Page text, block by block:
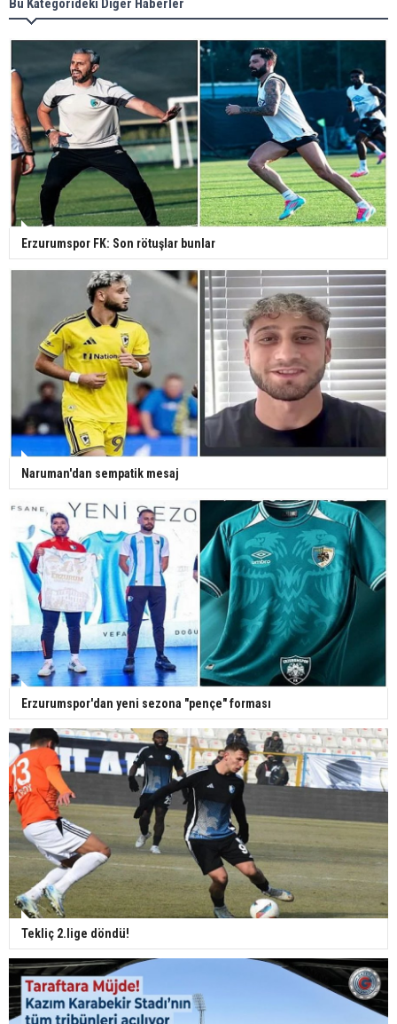
Bu Kategorideki Diğer Haberler
Erzurumspor FK: Son rötuşlar bunlar
Naruman'dan sempatik mesaj
Erzurumspor'dan yeni sezona "pençe" forması
Tekliç 2.lige döndü!